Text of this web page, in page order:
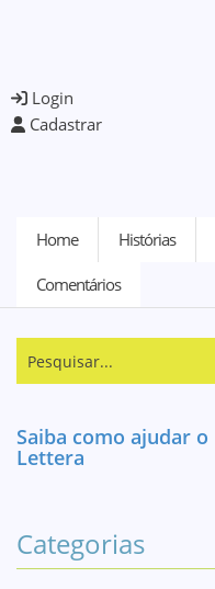
Login
Cadastrar
Home Histórias
Comentários
Saiba como ajudar o
Lettera
Categorias